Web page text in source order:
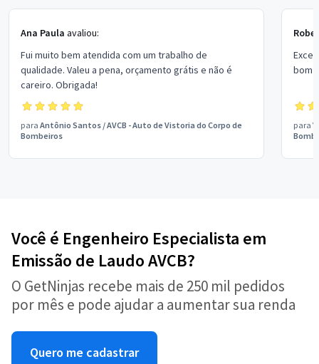
Ana Paula avaliou:
Fui muito bem atendida com um trabalho de
qualidade. Valeu a pena, orçamento grátis e não é
careiro. Obrigada!
para Antônio Santos /AVCB - Auto de Vistoria do Corpo de
Bombeiros
bom
para
Você é Engenheiro Especialista em
Emissão de Laudo AVCB?
O GetNinjas recebe mais de 250 mil pedidos
por mês e pode ajudar a aumentar sua renda
Quero me cadastrar